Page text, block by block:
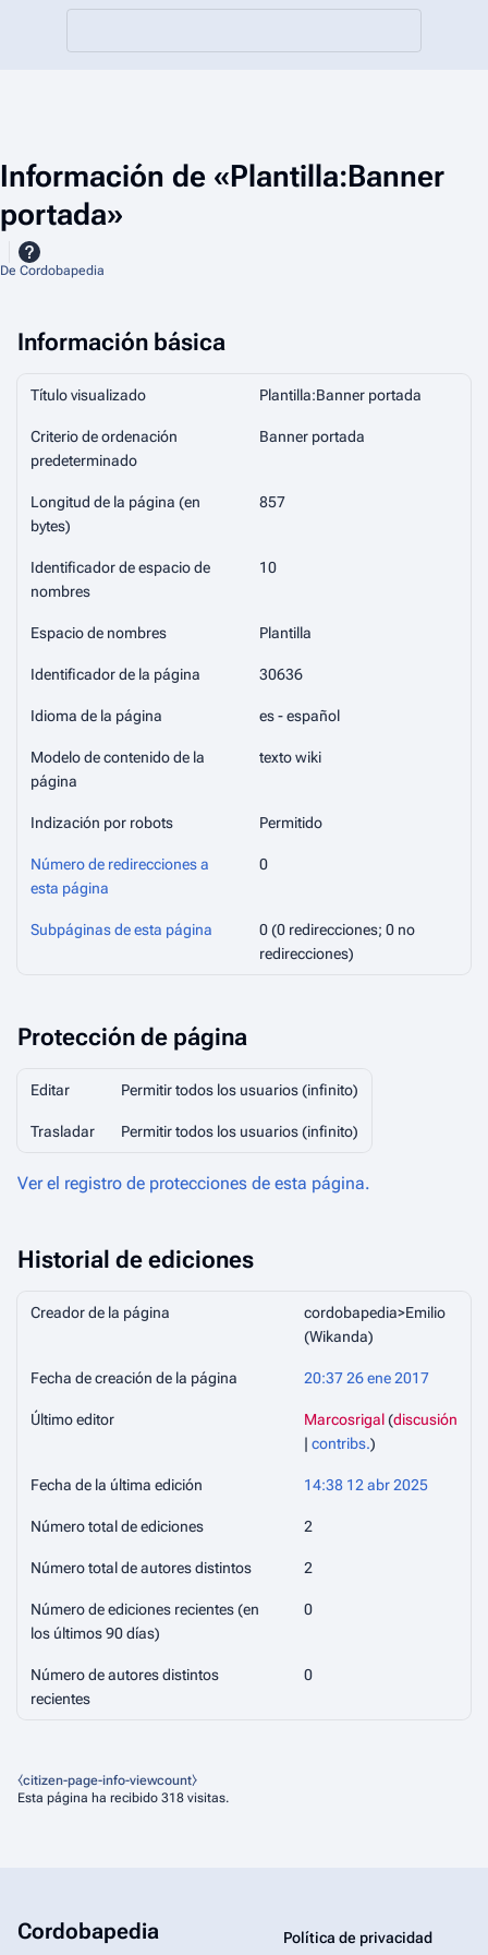
Información de «Plantilla:Banner
portada»
De Cordobapedia
Información básica
Título visualizado Plantilla:Banner portada
Criterio de ordenación
predeterminado
Banner portada
Longitud de la página (en
bytes)
857
Identificador de espacio de
nombres
10
Espacio de nombres Plantilla
Identificador de la página 30636
Idioma de la página es - español
Modelo de contenido de la
página
texto wiki
Indización por robots Permitido
Número de redirecciones a
esta página
0
Subpáginas de esta página
0 (0 redirecciones; 0 no
redirecciones)
Protección de página
Editar Permitir todos los usuarios (infinito)
Trasladar Permitir todos los usuarios (infinito)
Ver el registro de protecciones de esta página.
Historial de ediciones
Creador de la página
cordobapedia>Emilio
(Wikanda)
Fecha de creación de la página 20:37 26 ene 2017
Último editor Marcosrigal(discusión
| contribs.)
Fecha de la última edición 14:38 12 abr 2025
Número total de ediciones 2
Número total de autores distintos 2
Número de ediciones recientes (en
los últimos 90 días)
0
Número de autores distintos
recientes
0
⧼citizen-page-info-viewcount⧽
Esta página ha recibido 318 visitas.
Cordobapedia Política de privacidad